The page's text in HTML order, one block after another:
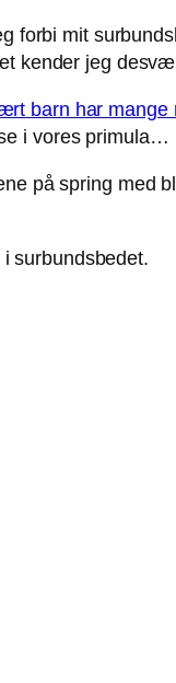
forbi mit
kender jeg
i vores primula…
på spring med
surbundsbedet.